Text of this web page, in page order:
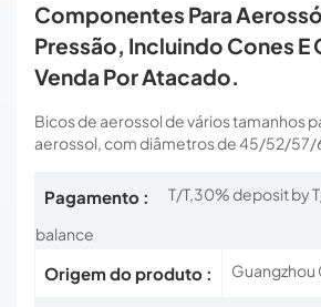
Componentes Para
Pressão, Incluindo Cones E
Venda Por Atacado.
Bicos de aerossol de vários tamanhos
aerossol, com diâmetros de 45/52/
Pagamento :
T/T,30% deposit by
balance
Origem do produto : Guangzhou